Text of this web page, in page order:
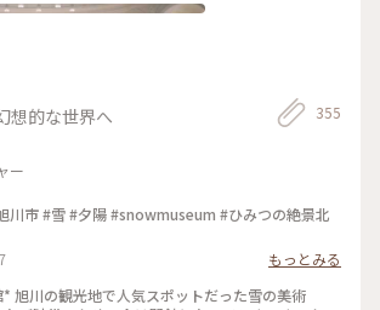
年
想的な世界へ
ー
355
川市 #雪 #夕陽 #snowmuseum #ひみつの絶景北
もっとみる
* 旭川の観光地で人気スポットだった雪の美術